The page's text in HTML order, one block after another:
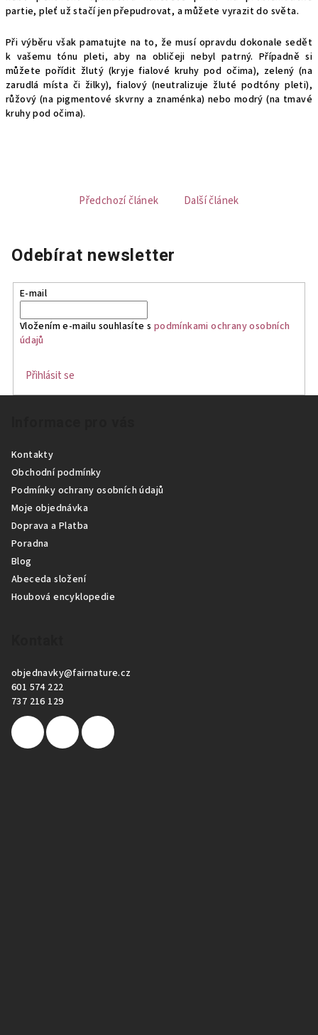
partie, pleť už stačí jen přepudrovat, a můžete vyrazit do světa.
Při výběru však pamatujte na to, že musí opravdu dokonale sedět
k vašemu tónu pleti, aby na obličeji nebyl patrný. Případně si
můžete pořídit žlutý (kryje fialové kruhy pod očima), zelený (na
zarudlá místa či žilky), fialový (neutralizuje žluté podtóny pleti),
růžový (na pigmentové skvrny a znaménka) nebo modrý (na tmavé
kruhy pod očima).
Předchozí článek Další článek
Odebírat newsletter
E-mail
Vložením e-mailu souhlasíte s podmínkami ochrany osobních
údajů
Přihlásit se
Kontakty
Obchodní podmínky
Podmínky ochrany osobních údajů
Moje objednávka
Doprava a Platba
Poradna
Blog
Abeceda složení
Houbová encyklopedie
objednavky@fairnature.cz
601 574 222
737 216 129